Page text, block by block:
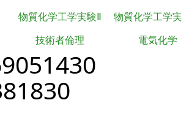
物質化学工学実験Ⅱ
物質化学工学
技術者倫理 電気化学